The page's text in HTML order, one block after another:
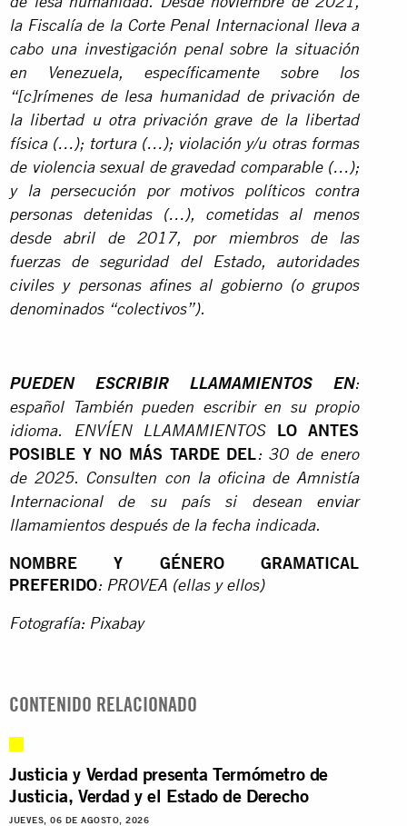
la Fiscalía de la Corte Penal Internacional lleva a
cabo una investigación penal sobre la situación
en Venezuela, específicamente sobre los
“[c]rímenes de lesa humanidad de privación de
la libertad u otra privación grave de la libertad
física (…); tortura (…); violación y/u otras formas
de violencia sexual de gravedad comparable (…);
y la persecución por motivos políticos contra
personas detenidas (…), cometidas al menos
desde abril de 2017, por miembros de las
fuerzas de seguridad del Estado, autoridades
civiles y personas afines al gobierno (o grupos
denominados “colectivos”).
PUEDEN ESCRIBIR LLAMAMIENTOS EN:
español También pueden escribir en su propio
idioma. ENVÍEN LLAMAMIENTOS LO ANTES
POSIBLE Y NO MÁS TARDE DEL: 30 de enero
de 2025. Consulten con la oficina de Amnistía
Internacional de su país si desean enviar
llamamientos después de la fecha indicada.
NOMBRE Y GÉNERO GRAMATICAL
PREFERIDO: PROVEA (ellas y ellos)
Fotografía: Pixabay
CONTENIDO RELACIONADO
Justicia y Verdad presenta Termómetro de
Justicia, Verdad y el Estado de Derecho
JUEVES, 06 DE AGOSTO, 2026